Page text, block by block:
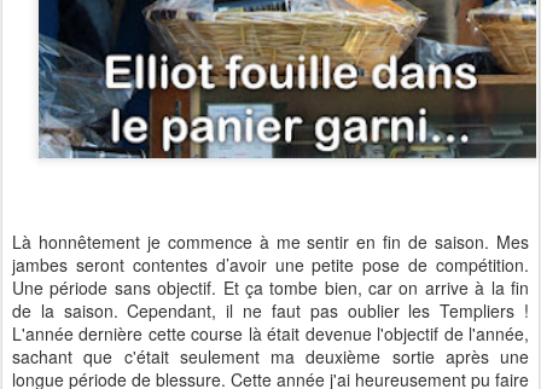
Là honnêtement je commence à me sentir en fin de saison. Mes
jambes seront contentes d’avoir une petite pose de compétition.
Une période sans objectif. Et ça tombe bien, car on arrive à la fin
de la saison. Cependant, il ne faut pas oublier les Templiers !
L'année dernière cette course là était devenue l'objectif de l'année,
sachant que c'était seulement ma deuxième sortie après une
longue période de blessure. Cette année j'ai heureusement pu faire